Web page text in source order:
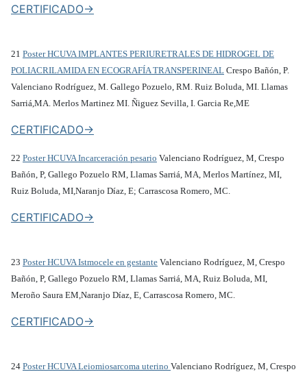
CERTIFICADO->
21 Poster HCUVA IMPLANTES PERIURETRALES DE HIDROGEL DE
POLIACRILAMIDA EN ECOGRAFÍA TRANSPERINEAL Crespo Bañón, P.
Valenciano Rodríguez, M. Gallego Pozuelo, RM. Ruiz Boluda, MI. Llamas
Sarriá,MA. Merlos Martinez MI. Ñiguez Sevilla, I. Garcia Re,ME
CERTIFICADO->
22 Poster HCUVA Incarceración pesario Valenciano Rodríguez, M, Crespo
Bañón, P, Gallego Pozuelo RM, Llamas Sarriá, MA, Merlos Martínez, MI,
Ruiz Boluda, MI,Naranjo Díaz, E; Carrascosa Romero, MC.
CERTIFICADO->
23 Poster HCUVA Istmocele en gestante Valenciano Rodríguez, M, Crespo
Bañón, P, Gallego Pozuelo RM, Llamas Sarriá, MA, Ruiz Boluda, MI,
Meroño Saura EM,Naranjo Díaz, E, Carrascosa Romero, MC.
CERTIFICADO->
24 Poster HCUVA Leiomiosarcoma uterino Valenciano Rodríguez, M, Crespo